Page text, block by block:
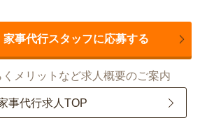
家事代行スタッフに応募する
メリットなど求人概要のご案内
事代行求人TOP